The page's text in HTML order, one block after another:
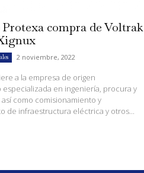
compra de Voltrak
2 noviembre, 2022
a la empresa de origen
especializada en ingeniería, procura y
como comisionamiento y
de infraestructura eléctrica y otros...